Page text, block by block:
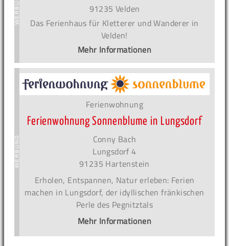
91235 Velden
Das Ferienhaus für Kletterer und Wanderer in
Velden!
Mehr Informationen
Ferienwohnung
Ferienwohnung Sonnenblume in Lungsdorf
Conny Bach
Lungsdorf 4
91235 Hartenstein
Erholen, Entspannen, Natur erleben: Ferien
machen in Lungsdorf, der idyllischen fränkischen
Perle des Pegnitztals
Mehr Informationen